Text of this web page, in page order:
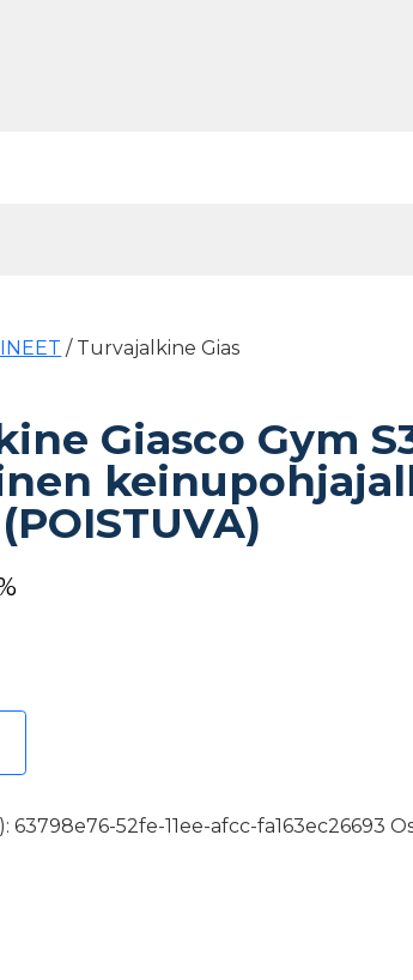
/ Turvajalkine Gias
Giasco Gym
Gym S3 ortopedinen keinupohjajalkine,
63798e76-52fe-11ee-afcc-fa163ec26693